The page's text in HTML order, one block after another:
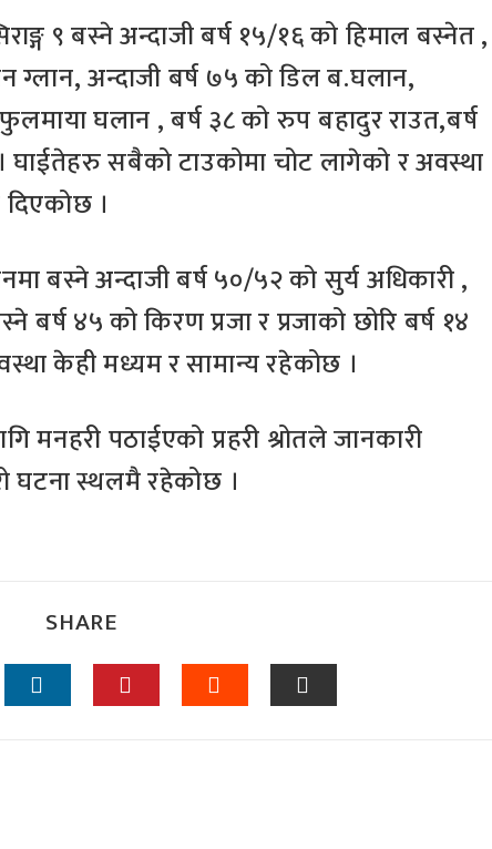
९ बस्ने अन्दाजी बर्ष १५/१६ को हिमाल बस्नेत ,
ग्लान, अन्दाजी बर्ष ७५ को डिल ब.घलान,
घलान , बर्ष ३८ को रुप बहादुर राउत,बर्ष
सबैको टाउकोमा चोट लागेको र अवस्था
दिएकोछ ।
बस्ने अन्दाजी बर्ष ५०/५२ को सुर्य अधिकारी ,
४५ को किरण प्रजा र प्रजाको छोरि बर्ष १४
केही मध्यम र सामान्य रहेकोछ ।
मनहरी पठाईएको प्रहरी श्रोतले जानकारी
घटना स्थलमै रहेकोछ ।
SHARE